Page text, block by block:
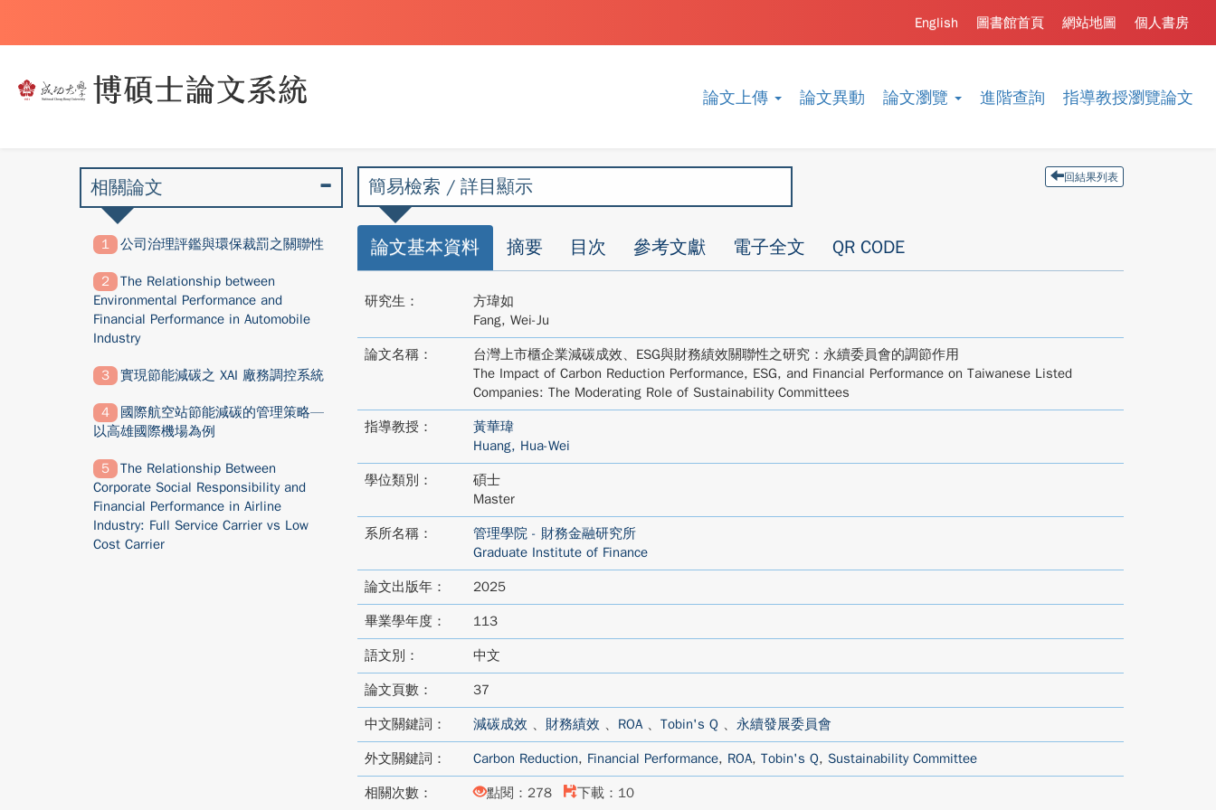
論文上傳 論文異動 論文瀏覽 進階查詢 指導教授瀏覽論文
個人書房
網站地圖
圖書館首頁
English
簡易檢索 / 詳目顯示 回結果列表
論文基本資料 摘要 目次 參考文獻 電子全文 QR CODE
研究生：
方瑋如
Fang, Wei-Ju
論文名稱：
台灣上市櫃企業減碳成效、ESG與財務績效關聯性之研究：永續委員會的調節作用
The Impact of Carbon Reduction Performance, ESG, and Financial Performance on Taiwanese Listed
Companies: The Moderating Role of Sustainability Committees
指導教授：
黃華瑋
Huang, Hua-Wei
學位類別：
碩士
Master
系所名稱：
管理學院 - 財務金融研究所
Graduate Institute of Finance
論文出版年： 2025
畢業學年度： 113
語文別： 中文
論文頁數： 37
中文關鍵詞： 減碳成效 、 財務績效 、 ROA、 Tobin's Q、 永續發展委員會
外文關鍵詞： Carbon Reduction, Financial Performance, ROA, Tobin's Q, Sustainability Committee
相關次數： 點閱：278 下載：10
相關論文
公司治理評鑑與環保裁罰之關聯性
The Relationship between
Environmental Performance and
Financial Performance in Automobile
Industry
實現節能減碳之 XAI 廠務調控系統
國際航空站節能減碳的管理策略—
以高雄國際機場為例
The Relationship Between
Corporate Social Responsibility and
Financial Performance in Airline
Industry: Full Service Carrier vs Low
Cost Carrier